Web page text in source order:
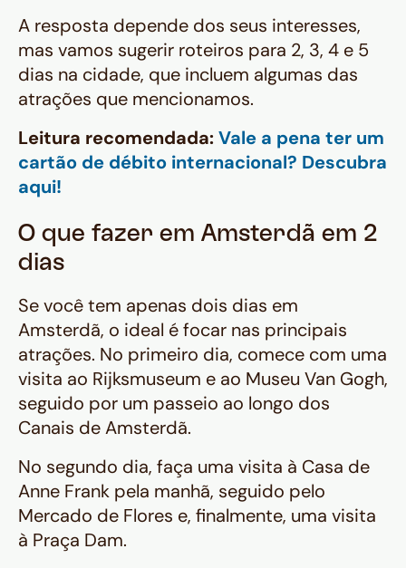
A resposta depende dos seus interesses,
mas vamos sugerir roteiros para 2, 3, 4 e 5
dias na cidade, que incluem algumas das
atrações que mencionamos.
Leitura recomendada:Vale a pena ter um
cartão de débito internacional? Descubra
aqui!
O que fazer em Amsterdã em 2
dias
Se você tem apenas dois dias em
Amsterdã, o ideal é focar nas principais
atrações. No primeiro dia, comece com uma
visita ao Rijksmuseum e ao Museu Van Gogh,
seguido por um passeio ao longo dos
Canais de Amsterdã.
No segundo dia, faça uma visita à Casa de
Anne Frank pela manhã, seguido pelo
Mercado de Flores e, finalmente, uma visita
à Praça Dam.